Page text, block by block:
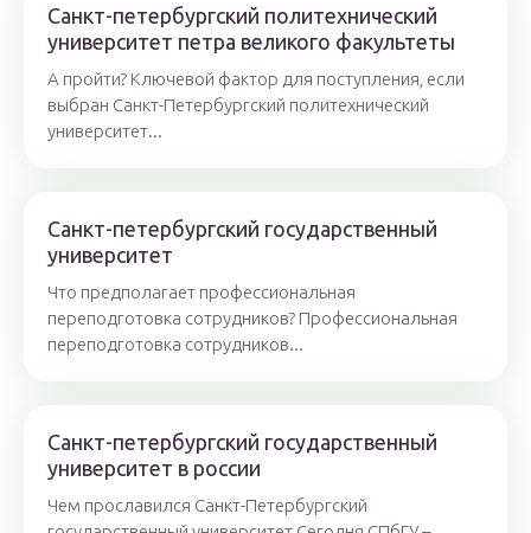
Санкт-петербургский политехнический
университет петра великого факультеты
А пройти? Ключевой фактор для поступления, если
выбран Санкт-Петербургский политехнический
университет...
Санкт-петербургский государственный
университет
Что предполагает профессиональная
переподготовка сотрудников? Профессиональная
переподготовка сотрудников...
Санкт-петербургский государственный
университет в россии
Чем прославился Санкт-Петербургский